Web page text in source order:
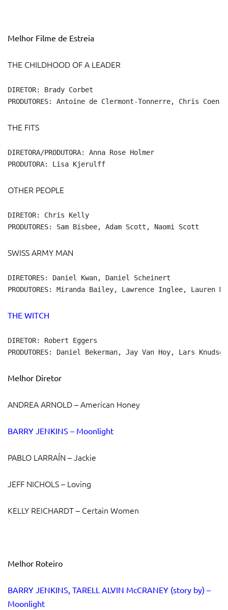
Melhor Filme de Estreia
THE CHILDHOOD OF A LEADER
DIRETOR: Brady Corbet
PRODUTORES: Antoine de Clermont-Tonnerre, Chris
THE FITS
DIRETORA/PRODUTORA: Anna Rose Holmer
PRODUTORA: Lisa Kjerulff
OTHER PEOPLE
DIRETOR: Chris Kelly
PRODUTORES: Sam Bisbee, Adam Scott, Naomi Scott
SWISS ARMY MAN
DIRETORES: Daniel Kwan, Daniel Scheinert
PRODUTORES: Miranda Bailey, Lawrence Inglee, Lauren
THE WITCH
DIRETOR: Robert Eggers
PRODUTORES: Daniel Bekerman, Jay Van Hoy, Lars
Melhor Diretor
ANDREA ARNOLD – American Honey
BARRY JENKINS – Moonlight
PABLO LARRAÍN – Jackie
JEFF NICHOLS – Loving
KELLY REICHARDT – Certain Women
Melhor Roteiro
BARRY JENKINS, TARELL ALVIN McCRANEY (story by) –
Moonlight